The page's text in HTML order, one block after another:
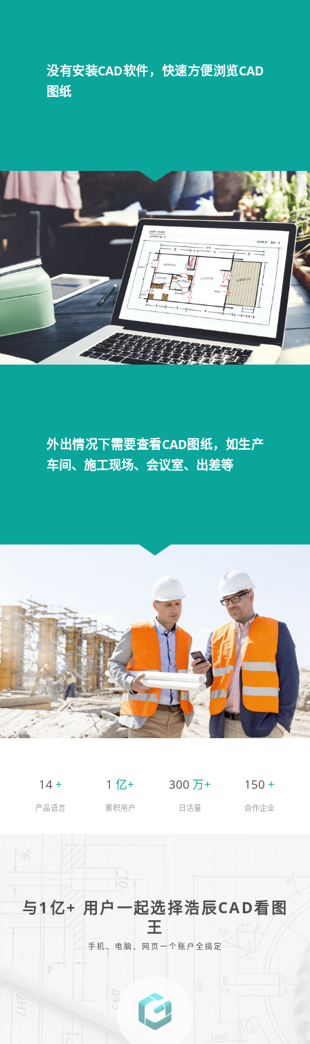
没有安装CAD软件，快速方便浏览CAD
图纸
外出情况下需要查看CAD图纸，如生产
车间、施工现场、会议室、出差等
14+
产品语言
1亿+
累积用户
300 万+
日活量
150+
合作企业
与1亿+ 用户一起选择浩辰CAD看图
王
手机、电脑、网页一个账户全搞定